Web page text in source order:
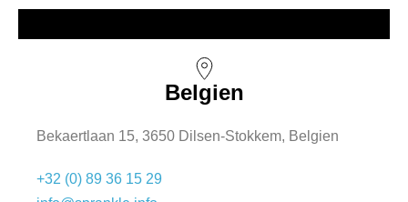
Belgien
Bekaertlaan 15, 3650 Dilsen-Stokkem, Belgien
+32 (0) 89 36 15 29